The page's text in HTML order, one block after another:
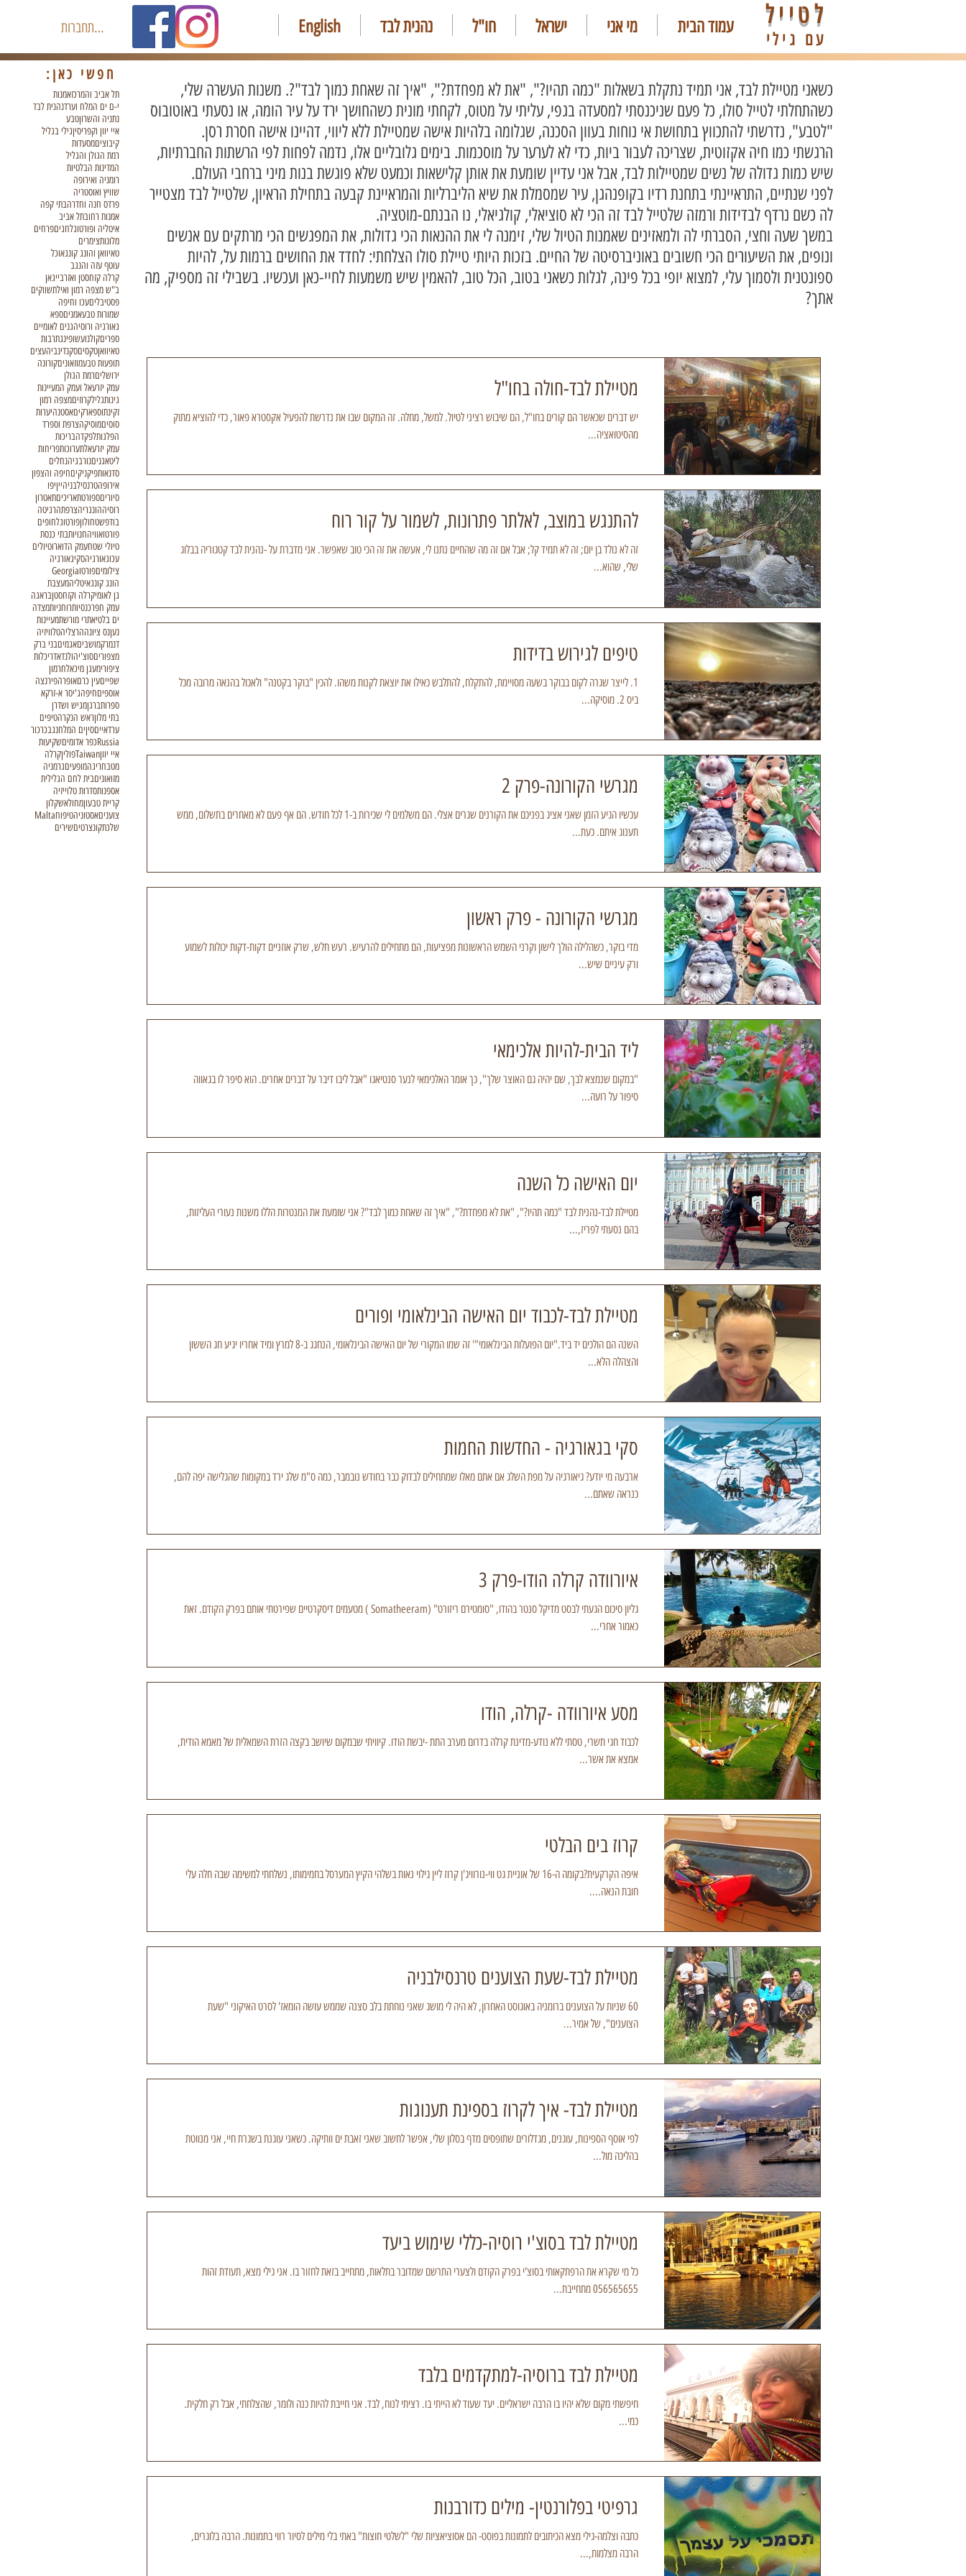
להתחברות עמוד הבית מי אני ישראל חו"ל נהנית לבד English לטייל
עם גילי
חפשי כאן:
תל אביב והמרכזאמנות
י-ם ים המלח וערדנהנית לבד
נתניה והשרוןטבע
איי יוון וקפריסיןגילי בגליל
קיבוציםמסעדות
רמת הגולן והגליל
המדינות הבלטיות
רומניה ואירופה
שוויץ ואוסטריה
פרדס חנה וחדרהבתי קפה
אמנות רחובתל אביב
איטליה ופורטוגלחגיםפרחים
מלונותצימרים
טאיוואן והונג קונגאוכל
עוטף עזה והנגב
קרלה קזחסטן ואזרבייגאן
ב"ש מצפה רמון ואילתשווקים
פסטיבליםעכו וחיפה
שמורות טבעאמניםספא
גאורגיה ורוסיהגנים לאומיים
ספריםקולנועשופינגתרבות
טאיוואןטקסיםסקנדינביהעצים
תופעות טבעמוזאוניםקורונה
ירושליםרמת הגולן
עמק יזרעאל ועמק המעיינות
גינותגלילקרוזיםמצפה רמון
זקינתוספארקיםאסטנהיערות
סוסיםמוסיקהצרפת וספרד
הפלגותלפקדהבריכות
עמק יזרעאלתערוכותפריחות
ליטאגניםנורבגיהנחלים
סדנאותפיקניקיםחיפה והצפון
אירופהטרנסילבניהייןיפו
סיוריםספורטתאריכיםתאטרון
רוסיההונגריהצרפתהרגיטה
בודפשטחולוןפורטוגלחופים
פורטואוויהחנויותבתי כנסת
טיולי שטחעמק הדוארוטיולים
עכוגאורגיהסקיגאורגיה
צילומיםפורטוGeorgia
הונג קונגאיטליהמעצבת
גן לאומיקרלה וקזחסטןבראגה
עמק חפרכנסיותרוחניותמצדה
ים בלטיאתרי מורשתמעיינות
נעןנס ציונההרצליהטלוויזיה
דנמרקמושביםאגמיםבני ברק
מצפוריםסוצ'יהולנדאדריכלות
ציפורימעגן מיכאלחרמון
שפייםעין כרםאופרהפירנצה
אוספיםחיפהג'יסר א-זרקא
ספרותברגןמגיש ושדרן
בתי מלוןראש הנקרהטיפים
ערדאייםסיןים המלחנגבכרכור
Russiaכפר אדומיםשקיעות
איי יווןTaiwanפוליןקרלה
מטבחריגהמופעיםגרמניה
מזואוניםבית לחם הגלילית
אספנותסדרות טלוייזיה
קריית טבעוןמחולאשקלון
צועניםאסטוניהטיפוחMalta
שלכתקונצרטיםשירים
כשאני מטיילת לבד, אני תמיד נתקלת בשאלות "כמה תהיו?", "את לא מפחדת?", "איך זה שאחת כמוך לבד"?. משנות העשרה שלי,
כשהתחלתי לטייל סולו, כל פעם שניכנסתי למסעדה בגפי, עליתי על מטוס, לקחתי מונית כשהחושך ירד על עיר הומה, או נסעתי באוטובוס
"לטבע", נדרשתי להתכווץ בתחושת אי נוחות בעוון הסכנה, שגלומה בלהיות אישה שמטיילת ללא ליווי, דהיינו אישה חסרת רסן.
הרגשתי כמו חיה אקזוטית, שצריכה לעבור ביות, כדי לא לערער על מוסכמות. בימים גלובליים אלו, נדמה לפחות לפי הרשתות החברתיות,
שיש כמות גדולה של נשים שמטיילות לבד, אבל אני עדיין שומעת את אותן קלישאות וכמעט שלא פוגשת בנות מיני ברחבי העולם.
לפני שנתיים, התראיינתי בתחנת רדיו בקופנהגן, עיר שמסמלת את שיא הליברליות והמראיינת קבעה בתחילת הראיון, שלטייל לבד מצטייר
לה כשם נרדף לבדידות ורמזה שלטייל לבד זה הכי לא סוציאלי, קולגיאלי, נו הבנתם-מוטציה.
במשך שעה וחצי, הסברתי לה ולמאזינים שאמנות הטיול שלי, זימנה לי את ההנאות הכי גדולות, את המפגשים הכי מרתקים עם אנשים
ונופים, את השיעורים הכי חשובים באוניברסיטה של החיים. בזכות היותי טיילת סולו הצלחתי: לחדד את החושים ברמות על, להיות
ספונטנית ולסמוך עלי, למצוא יופי בכל פינה, לגלות כשאני בטוב, הכל טוב, להאמין שיש משמעות לחיי-כאן ועכשיו. בשבילי זה מספיק, מה
אתך?
מטיילת לבד-חולה בחו"ל
יש דברים שכאשר הם קורים בחו"ל, הם שיבוש רציני לטיול. למשל, מחלה. זה המקום שבו את נדרשת להפעיל אקסטרא פאור, כדי להוציא מתוק
מהסיטואציה...
להתנגש במוצב, לאלתר פתרונות, לשמור על קור רוח
זה לא נולד בן יום; זה לא תמיד קל; אבל אם זה מה שהחיים נתנו לי, אעשה את זה הכי טוב שאפשר. אני מדברת על -נהנית לבד קטגוריה בבלוג
שלי, שהוא...
טיפים לגירוש בדידות
1. לייצר שגרה לקום בבוקר בשעה מסויימת, להתקלח, להתלבש כאילו את יוצאת לקנות משהו. להכין "בוקר בקטנה" ולאכול בהנאה מרובה מכל
ביס 2. מוסיקה...
מגרשי הקורונה-פרק 2
עכשיו הגיע הזמן שאני אציג בפניכם את הקורנים שגרים אצלי. הם משלמים לי שכירות ב-1 לכל חודש. הם אף פעם לא מאחרים בתשלום, ממש
תענוג איתם. כעת...
מגרשי הקורונה - פרק ראשון
מדי בוקר, כשהלילה הולך לישון וקרני השמש הראשונות מפציעות, הם מתחילים להרעיש. רעש חלש, שרק אוזניים דקות-דקות יכולות לשמוע
ורק עיניים שיש...
ליד הבית-להיות אלכימאי
"במקום שנמצא לבך, שם יהיה גם האוצר שלך", כך אומר האלכימאי לנער סנטיאגו "אבל ליבו דיבר על דברים אחרים. הוא סיפר לו בגאווה
סיפור על רועה...
יום האישה כל השנה
מטיילת לבד-נהנית לבד "כמה תהיו?", "את לא מפחדת?", "איך זה שאחת כמוך לבד"? אני שומעת את המנטרות הללו משנות נעורי העליזות,
בהם נסעתי לפריז,...
מטיילת לבד-לכבוד יום האישה הבינלאומי ופורים
השנה הם הולכים יד ביד."יום הפועלות הבינלאומי"' זה שמו המקורי של יום האישה הבינלאומי, הנחגג ב-8 למרץ ומיד אחריו יגיע חג הששון
והצהלה הלא...
סקי בגאורגיה - החדשות החמות
ארבעה מי יודע? גיאורגיה על מפת השלג אם אתם מאלו שמתחילים לבדוק כבר בחודש נובמבר, כמה ס"מ שלג ירד במקומות שהגלישה יפה להם,
כנראה שאתם...
איורוודה קרלה הודו-פרק 3
גליון סיכום הגעתי לבסט מדיקל סנטר בהודו, "סומטירם ריזורט" (Somatheeram ) מטעמים דיסקרטיים שפירטתי אותם בפרק הקודם. זאת
כאמור אחרי...
מסע איורוודה -קרלה, הודו
לכבוד חגי תשרי, טסתי ללא נודע-מדינת קרלה בדרום מערב התת -יבשת הודו. קיוויתי שבמקום שיושב בקצה הזרת השמאלית של מאמא הודית,
אמצא את אשר...
קרוז בים הבלטי
איפה הקרקעית?בקומה ה-16 של אוניית גט ווי-נורוויג'ן קרוז ליין גילוי נאות בשלהי הקיץ המערסל בחמימותו, נשלחתי למשימה שבה חלה עלי
חובת הנאה....
מטיילת לבד-שעת הצוענים טרנסילבניה
60 שניות על הצוענים ברומניה באוגוסט האחרון, לא היה לי מושג שאני נוחתת בלב סצנה שממש עושה הומאז' לסרט האיקוני "שעת
הצוענים", של אמיר...
מטיילת לבד- איך לקרוז בספינת תענוגות
לפי אוסף הספינות, עוגנים, מגדלורים שתופסים מדף בסלון שלי, אפשר לחשוב שאני זאבת ים וותיקה. כשאני עוגנת בשגרת חיי, אני מנווטת
בהליכה מול...
מטיילת לבד בסוצ'י רוסיה-כללי שימוש ביעד
כל מי שקרא את הרפתקאותי בסוצ'י בפרק הקודם ולצערי התרשם שמדובר בתלאות, מתחייב בזאת לחזור בו. אני גילי מצא, תעודת זהות
056565655 מתחייבת...
מטיילת לבד ברוסיה-למתקדמים בלבד
חיפשתי מקום שלא יהיו בו הרבה ישראליים. יעד שעוד לא הייתי בו. רציתי לנוח, לבד. אני חייבת להיות כנה ולומר, שהצלחתי, אבל רק חלקית.
כמי...
גרפיטי בפלורנטין- מילים כדורבנות
כתבה וצלמה-גילי מצא הכיתובים לתמונות בפוסט- הם אסוציאציות שלי "לשלטי חוצות" באתי בלי מילים לסיור רווי בתמונות. הרבה בלוגרים,
הרבה מצלמות,...